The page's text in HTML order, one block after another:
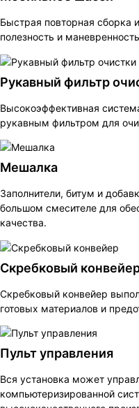
Быстрая повторная сборка
полезность и
Рукавный фильтр
Высокоэффективная
рукавным фильтром для
Мешалка
Заполнители, битум и
большом смесителе для
качества.
Скребковый
Скребковый конвейер
готовых материалов и
Пульт управления
Вся установка может
компьютеризированной